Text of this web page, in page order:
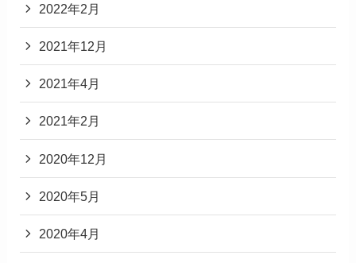
2022年2月
2021年12月
2021年4月
2021年2月
2020年12月
2020年5月
2020年4月